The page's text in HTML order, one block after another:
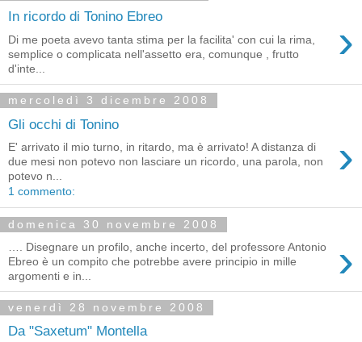
In ricordo di Tonino Ebreo ›
Di me poeta avevo tanta stima per la facilita' con cui la rima,
semplice o complicata nell'assetto era, comunque , frutto
d'inte...
mercoledì 3 dicembre 2008
Gli occhi di Tonino
›
E' arrivato il mio turno, in ritardo, ma è arrivato! A distanza di
due mesi non potevo non lasciare un ricordo, una parola, non
potevo n...
1 commento:
domenica 30 novembre 2008
›
…. Disegnare un profilo, anche incerto, del professore Antonio
Ebreo è un compito che potrebbe avere principio in mille
argomenti e in...
venerdì 28 novembre 2008
Da "Saxetum" Montella